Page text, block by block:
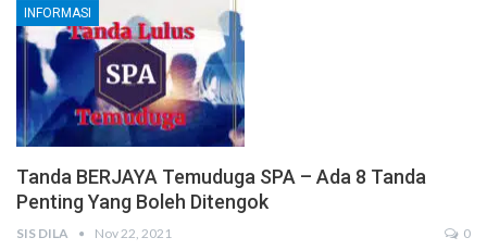
INFORMASI
Tanda BERJAYA Temuduga SPA – Ada 8 Tanda
Penting Yang Boleh Ditengok
SIS DILA Nov 22, 2021 0